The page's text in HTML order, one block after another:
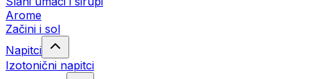
Arome
Začini i sol
Napitci
Izotonični napitci